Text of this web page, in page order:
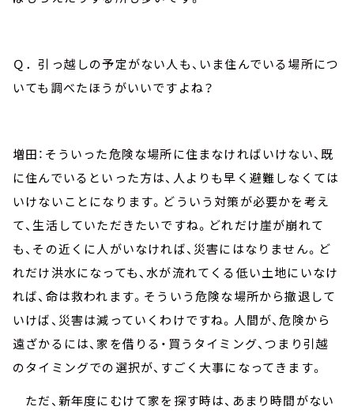
Ｑ．引っ越しの予定がない人も、いま住んでいる場所につ
いても調べたほうがいいですよね？
増田：そういった危険な場所に住まなければいけない、既
に住んでいるといった方は、人よりも早く避難しなくては
いけないことになります。どういう対策が必要かを考え
て、生活していただきたいですね。どれだけ崖が崩れて
も、その近くに人がいなければ、災害にはなりません。ど
れだけ洪水になっても、水が流れてくる低い土地にいなけ
れば、命は救われます。そういう危険な場所から撤退して
いけば、災害は減っていくわけですね。人間が、危険から
遠ざかるには、家を借りる・買うタイミング、つまり引越
のタイミングでの選択が、すごく大事になってきます。
ただ、新年度にむけて家を探す時は、あまり時間がない